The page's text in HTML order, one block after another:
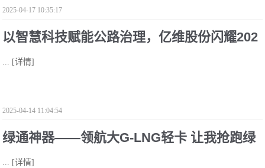
2025-04-17 10:35:17
以智慧科技赋能公路治理，亿维股份闪耀202
... [详情]
2025-04-14 11:04:54
绿通神器——领航大G-LNG轻卡 让我抢跑绿
... [详情]